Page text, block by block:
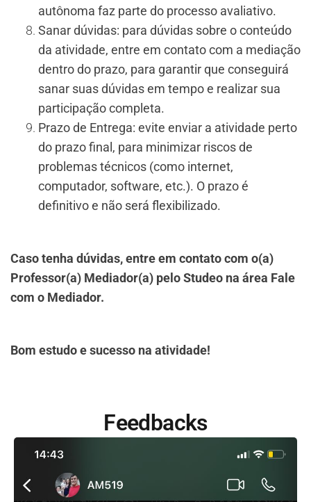
autônoma faz parte do processo avaliativo.
Sanar dúvidas: para dúvidas sobre o conteúdo
da atividade, entre em contato com a mediação
dentro do prazo, para garantir que conseguirá
sanar suas dúvidas em tempo e realizar sua
participação completa.
Prazo de Entrega: evite enviar a atividade perto
do prazo final, para minimizar riscos de
problemas técnicos (como internet,
computador, software, etc.). O prazo é
definitivo e não será flexibilizado.
Caso tenha dúvidas, entre em contato com o(a)
Professor(a) Mediador(a) pelo Studeo na área Fale
com o Mediador.
Bom estudo e sucesso na atividade!
Feedbacks